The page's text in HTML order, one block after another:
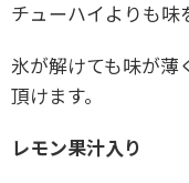
チューハイよりも味
氷が解けても味が薄
頂けます。
レモン果汁入り